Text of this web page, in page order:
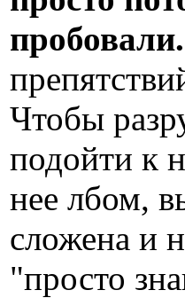
пробовали.
Чтобы
подойти к
нее лбом,
сложена и
"просто